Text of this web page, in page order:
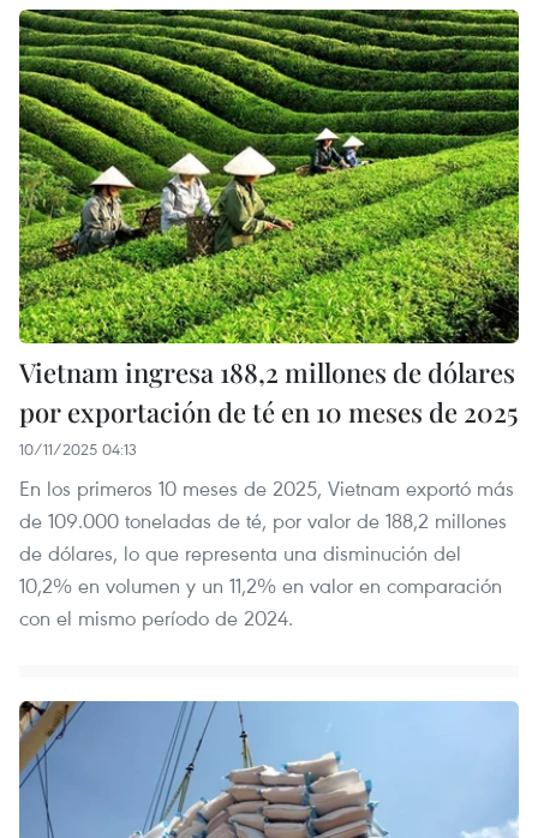
Vietnam ingresa 188,2 millones de dólares
por exportación de té en 10 meses de 2025
10/11/2025 04:13
En los primeros 10 meses de 2025, Vietnam exportó más
de 109.000 toneladas de té, por valor de 188,2 millones
de dólares, lo que representa una disminución del
10,2% en volumen y un 11,2% en valor en comparación
con el mismo período de 2024.